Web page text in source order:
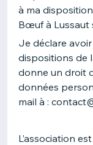
à ma
Bœuf à Lussaut
Je déclare
dispositions de
donne un droit
données
mail à :
L’association